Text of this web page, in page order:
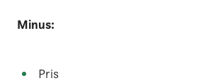
Minus:
Pris